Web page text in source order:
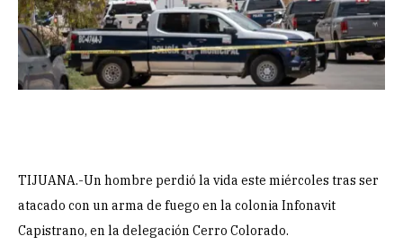
TIJUANA.-Un hombre perdió la vida este miércoles tras ser
atacado con un arma de fuego en la colonia Infonavit
Capistrano, en la delegación Cerro Colorado.